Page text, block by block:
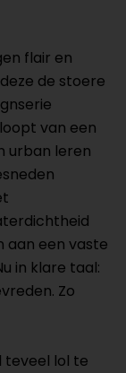
flair en
de stoere
van een
urban leren
aan een vaste
in klare taal:
Zo
teveel lol te